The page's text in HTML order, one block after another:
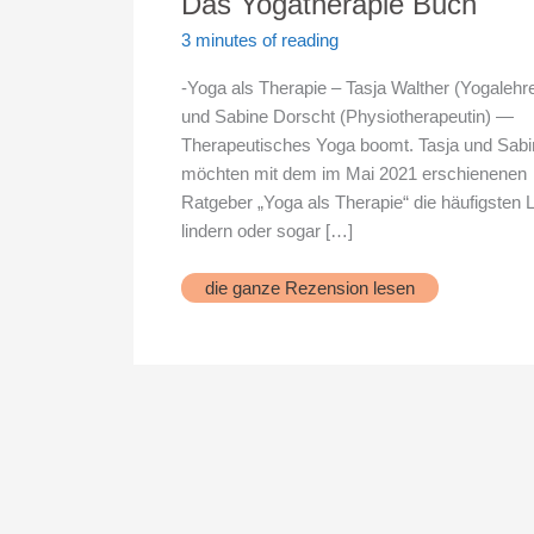
3 minutes of reading
-Yoga als Therapie – Tasja Walther
und Sabine Dorscht (Physiotherapeutin) —
Therapeutisches Yoga boomt. Tasja und
möchten mit dem im Mai 2021 erschienenen
Ratgeber „Yoga als Therapie“ die häufigsten
lindern oder sogar […]
Das
Yogatherapie
die ganze Rezension lesen